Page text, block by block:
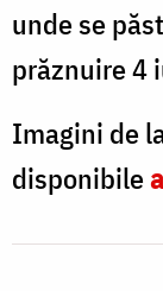
unde se
prăznuire 4
Imagini de
disponibile